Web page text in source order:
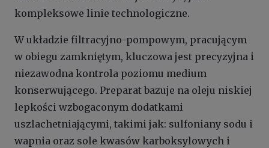
kompleksowe linie technologiczne.
W układzie filtracyjno-pompowym, pracującym
w obiegu zamkniętym, kluczowa jest precyzyjna i
niezawodna kontrola poziomu medium
konserwującego. Preparat bazuje na oleju niskiej
lepkości wzbogaconym dodatkami
uszlachetniającymi, takimi jak: sulfoniany sodu i
wapnia oraz sole kwasów karboksylowych i